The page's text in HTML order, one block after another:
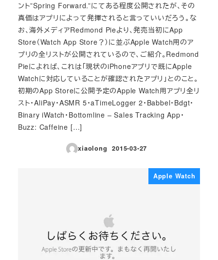
ント”Spring Forward.”にてある程度公開されたが、その
真価はアプリによって発揮されると言っていいだろう。な
お、海外メディアRedmond Pieより、発売当初にApp
Store（Watch App Store？）に並ぶApple Watch用のア
プリの全リストが公開されているので、ご紹介。Redmond
Pieによれば、これは「現状のiPhoneアプリで既にApple
Watchに対応していることが確認されたアプリ」とのこと。
初期のApp Storeに公開予定のApple Watch用アプリ全リ
スト・AliPay・ASMR 5・aTimeLogger 2・Babbel・Bdgt・
Binary iWatch・Bottomline – Sales Tracking App・
Buzz: Caffeine […]
xiaolong
投稿日
2015-03-27
Apple Watch